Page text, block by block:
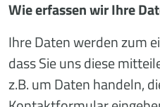
Wie erfassen wir Ihre
Ihre Daten werden zum
dass Sie uns diese
z.B. um Daten handeln,